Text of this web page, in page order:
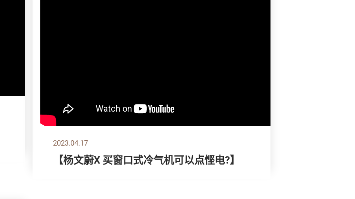
2023.04.17
【杨文蔚X 买窗口式冷气机可以点悭电?】